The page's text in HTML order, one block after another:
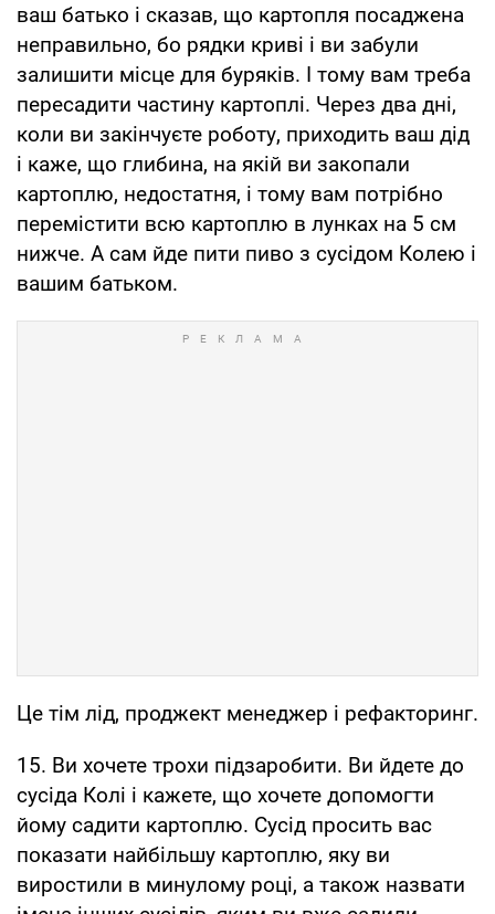
ваш батько і сказав, що картопля посаджена
неправильно, бо рядки криві і ви забули
залишити місце для буряків. І тому вам треба
пересадити частину картоплі. Через два дні,
коли ви закінчуєте роботу, приходить ваш дід
і каже, що глибина, на якій ви закопали
картоплю, недостатня, і тому вам потрібно
перемістити всю картоплю в лунках на 5 см
нижче. А сам йде пити пиво з сусідом Колею і
вашим батьком.
Це тім лід, проджект менеджер і рефакторинг.
15. Ви хочете трохи підзаробити. Ви йдете до
сусіда Колі і кажете, що хочете допомогти
йому садити картоплю. Сусід просить вас
показати найбільшу картоплю, яку ви
виростили в минулому році, а також назвати